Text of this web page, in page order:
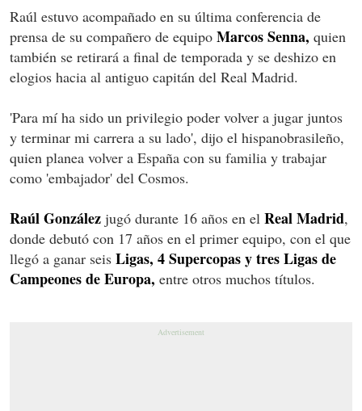
Raúl estuvo acompañado en su última conferencia de
prensa de su compañero de equipo Marcos Senna, quien
también se retirará a final de temporada y se deshizo en
elogios hacia al antiguo capitán del Real Madrid.
'Para mí ha sido un privilegio poder volver a jugar juntos
y terminar mi carrera a su lado', dijo el hispanobrasileño,
quien planea volver a España con su familia y trabajar
como 'embajador' del Cosmos.
Raúl González jugó durante 16 años en el Real Madrid,
donde debutó con 17 años en el primer equipo, con el que
llegó a ganar seis Ligas, 4 Supercopas y tres Ligas de
Campeones de Europa, entre otros muchos títulos.